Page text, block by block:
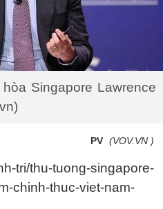
Singapore Lawrence
PV (VOV.VN )
tri/thu-tuong-singapore-
chinh-thuc-viet-nam-